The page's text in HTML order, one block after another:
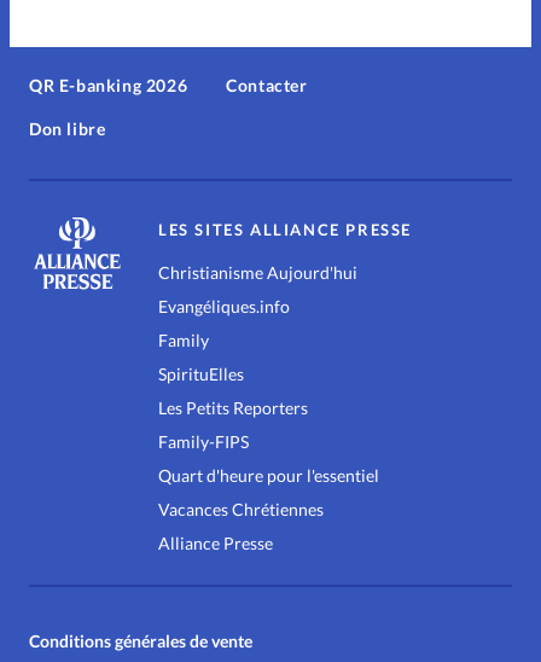
QR E-banking 2026
Don libre
Contacter
LES SITES ALLIANCE PRESSE
Christianisme Aujourd'hui
Evangéliques.info
Family
SpirituElles
Les Petits Reporters
Family-FIPS
Quart d'heure pour l'essentiel
Vacances Chrétiennes
Alliance Presse
Conditions générales de vente